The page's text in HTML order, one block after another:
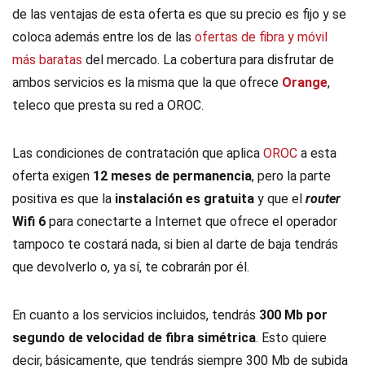
de las ventajas de esta oferta es que su precio es fijo y se
coloca además entre los de las ofertas de fibra y móvil
más baratas del mercado. La cobertura para disfrutar de
ambos servicios es la misma que la que ofrece Orange,
teleco que presta su red a OROC.
Las condiciones de contratación que aplica OROC a esta
oferta exigen 12 meses de permanencia, pero la parte
positiva es que la instalación es gratuita y que el router
Wifi 6 para conectarte a Internet que ofrece el operador
tampoco te costará nada, si bien al darte de baja tendrás
que devolverlo o, ya sí, te cobrarán por él.
En cuanto a los servicios incluidos, tendrás 300 Mb por
segundo de velocidad de fibra simétrica. Esto quiere
decir, básicamente, que tendrás siempre 300 Mb de subida